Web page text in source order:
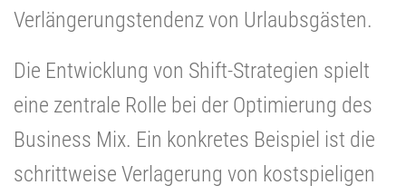
Verlängerungstendenz von Urlaubsgästen.
Die Entwicklung von Shift-Strategien spielt
eine zentrale Rolle bei der Optimierung des
Business Mix. Ein konkretes Beispiel ist die
schrittweise Verlagerung von kostspieligen